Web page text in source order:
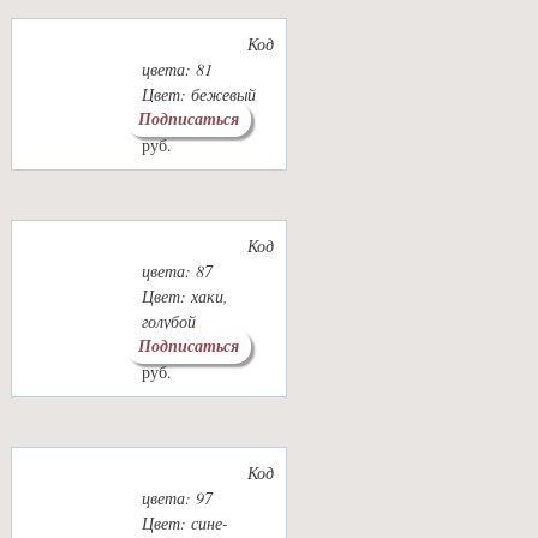
Код
цвета: 81
Цвет: бежевый
1600руб.1700
руб.
Подписаться
Код
цвета: 87
Цвет: хаки,
голубой
1600руб.1700
руб.
Подписаться
Код
цвета: 97
Цвет: сине-